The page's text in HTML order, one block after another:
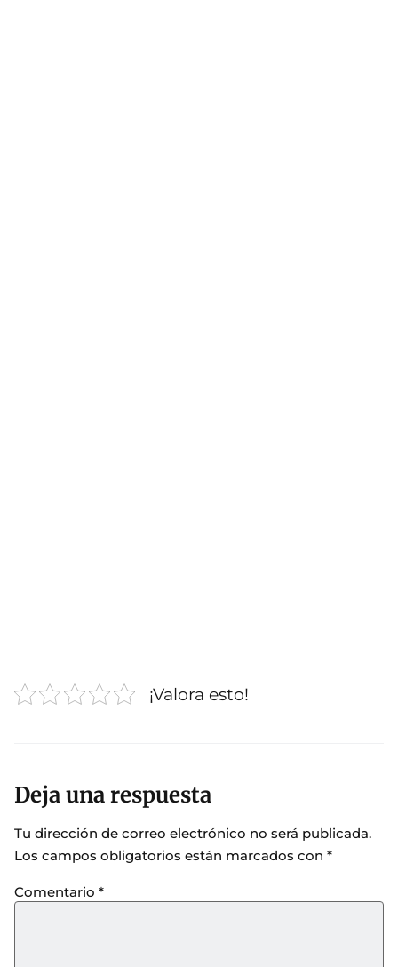
¡Valora esto!
Deja una respuesta
Tu dirección de correo electrónico no será publicada.
Los campos obligatorios están marcados con *
Comentario *